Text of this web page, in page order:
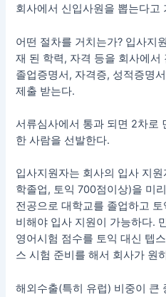
회사에서 신입사원을 뽑는다고
어떤 절차를 거치는가? 입사지
재 된 학력, 자격 등을 회사에서
졸업증명서, 자격증, 성적증명
제출 받는다.
서류심사에서 통과 되면 2차로
한 사람을 선발한다.
입사지원자는 회사의 입사 지
학졸업, 토익 700점이상)을 미
전공으로 대학교를 졸업하고
비해야 입사 지원이 가능하다.
영어시험 점수를 토익 대신 텝
스 시험 준비를 해서 회사가 원
해외수출(특히 유럽) 비중이 큰